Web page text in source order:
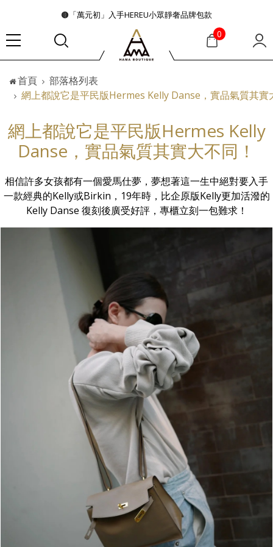
🟤「萬元初」入手HEREU小眾靜奢品牌包款
🟤TODS的義大利經典美學超越了短暫流行
🛒過季典藏特惠·折上再折
👜大容量包款美學從不只是收納
『折扣』降臨，將時髦夏季全部收藏
🟤「萬元初」入手HEREU小眾靜奢品牌包款
0
首頁
部落格列表
網上都說它是平民版Hermes Kelly Danse，實品氣質其實
網上都說它是平民版Hermes Kelly
Danse，實品氣質其實大不同！
相信許多女孩都有一個愛馬仕夢，夢想著這一生中絕對要入手
一款經典的Kelly或Birkin，19年時，比企原版Kelly更加活潑的
Kelly Danse 復刻後廣受好評，專櫃立刻一包難求！